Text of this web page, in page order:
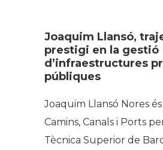
Joaquim Llansó,
prestigi en la gestió
d’infraestructures
públiques
Joaquim Llansó Nores
Camins, Canals i Ports
Tècnica Superior de